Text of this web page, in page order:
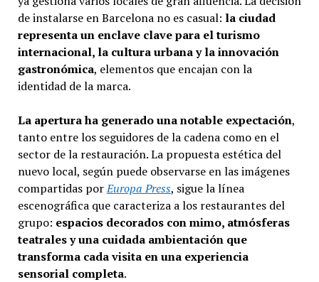
de instalarse en Barcelona no es casual: la ciudad
representa un enclave clave para el turismo
internacional, la cultura urbana y la innovación
gastronómica, elementos que encajan con la
identidad de la marca.
La apertura ha generado una notable expectación,
tanto entre los seguidores de la cadena como en el
sector de la restauración. La propuesta estética del
nuevo local, según puede observarse en las imágenes
compartidas porEuropa Press, sigue la línea
escenográfica que caracteriza a los restaurantes del
grupo: espacios decorados con mimo, atmósferas
teatrales y una cuidada ambientación que
transforma cada visita en una experiencia
sensorial completa.